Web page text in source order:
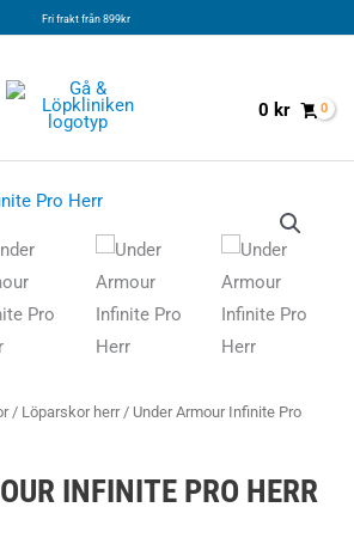
Fri frakt från 899kr
0 kr
/ Löparskor herr/ Under Armour Infinite Pro
INFINITE PRO HERR